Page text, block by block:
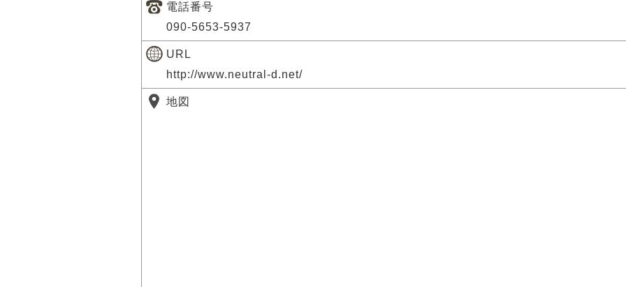
電話番号
090-5653-5937
URL
http://www.neutral-d.net/
地図